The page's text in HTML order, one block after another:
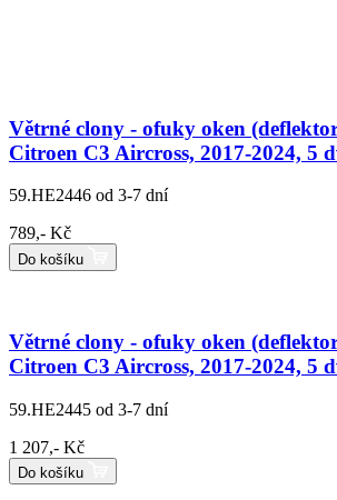
Větrné clony - ofuky oken
Citroen C3 Aircross, 2017-2024, 5
59.HE2446 od 3-7 dní
789,- Kč
Do košíku
Větrné clony - ofuky oken
Citroen C3 Aircross, 2017-2024, 5
59.HE2445 od 3-7 dní
1 207,- Kč
Do košíku